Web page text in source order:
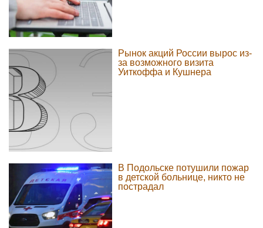
Рынок акций России вырос из-
за возможного визита
Уиткоффа и Кушнера
В Подольске потушили пожар
в детской больнице, никто не
пострадал